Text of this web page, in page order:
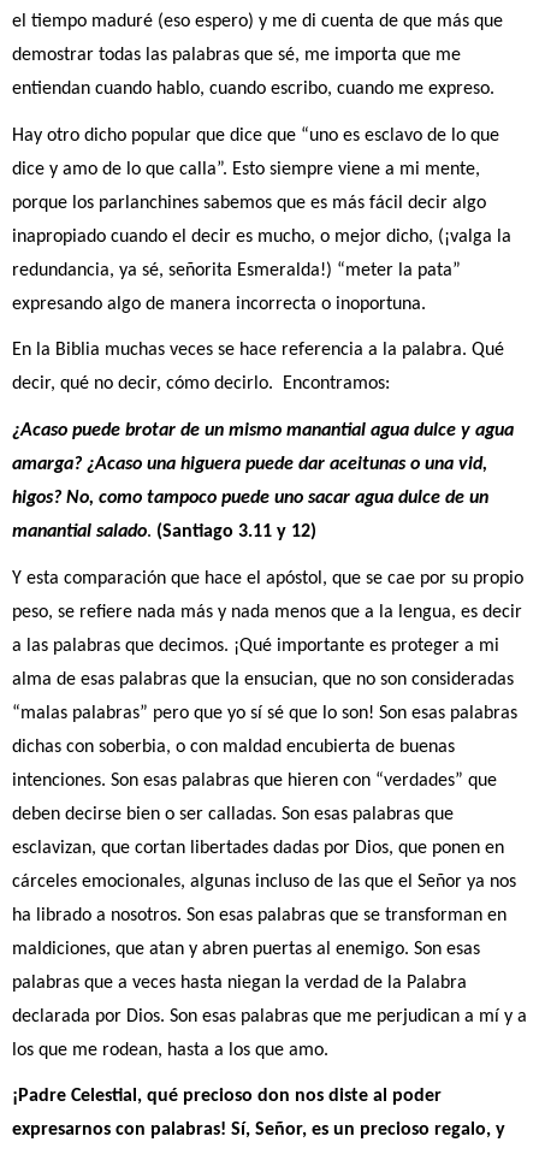
el tiempo maduré (eso espero) y me di cuenta de que más que
demostrar todas las palabras que sé, me importa que me
entiendan cuando hablo, cuando escribo, cuando me expreso.
Hay otro dicho popular que dice que “uno es esclavo de lo que
dice y amo de lo que calla”. Esto siempre viene a mi mente,
porque los parlanchines sabemos que es más fácil decir algo
inapropiado cuando el decir es mucho, o mejor dicho, (¡valga la
redundancia, ya sé, señorita Esmeralda!) “meter la pata”
expresando algo de manera incorrecta o inoportuna.
En la Biblia muchas veces se hace referencia a la palabra. Qué
decir, qué no decir, cómo decirlo. Encontramos:
¿Acaso puede brotar de un mismo manantial agua dulce y agua
amarga? ¿Acaso una higuera puede dar aceitunas o una vid,
higos? No, como tampoco puede uno sacar agua dulce de un
manantial salado. (Santiago 3.11 y 12)
Y esta comparación que hace el apóstol, que se cae por su propio
peso, se refiere nada más y nada menos que a la lengua, es decir
a las palabras que decimos. ¡Qué importante es proteger a mi
alma de esas palabras que la ensucian, que no son consideradas
“malas palabras” pero que yo sí sé que lo son! Son esas palabras
dichas con soberbia, o con maldad encubierta de buenas
intenciones. Son esas palabras que hieren con “verdades” que
deben decirse bien o ser calladas. Son esas palabras que
esclavizan, que cortan libertades dadas por Dios, que ponen en
cárceles emocionales, algunas incluso de las que el Señor ya nos
ha librado a nosotros. Son esas palabras que se transforman en
maldiciones, que atan y abren puertas al enemigo. Son esas
palabras que a veces hasta niegan la verdad de la Palabra
declarada por Dios. Son esas palabras que me perjudican a mí y a
los que me rodean, hasta a los que amo.
¡Padre Celestial, qué precioso don nos diste al poder
expresarnos con palabras! Sí, Señor, es un precioso regalo, y